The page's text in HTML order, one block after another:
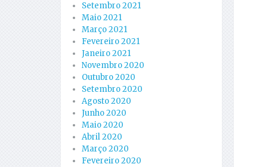
Setembro 2021
Maio 2021
Março 2021
Fevereiro 2021
Janeiro 2021
Novembro 2020
Outubro 2020
Setembro 2020
Agosto 2020
Junho 2020
Maio 2020
Abril 2020
Março 2020
Fevereiro 2020